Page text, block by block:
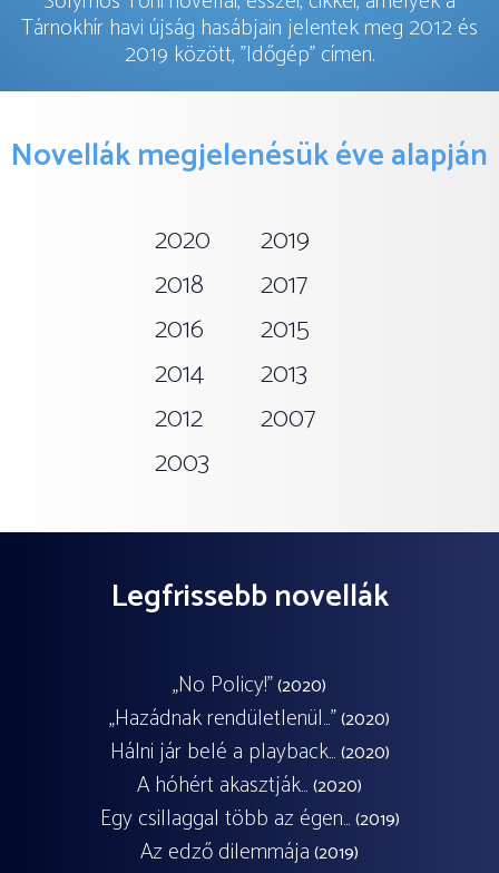
Tárnokhír havi újság hasábjain jelentek meg 2012 és
2019 között, "Időgép" címen.
Novellák megjelenésük éve alapján
2020
2019
2018
2017
2016
2015
2014
2013
2012
2007
2003
Legfrissebb novellák
„No Policy!”(2020)
„Hazádnak rendületlenül…”(2020)
Hálni jár belé a playback…(2020)
A hóhért akasztják…(2020)
Egy csillaggal több az égen…(2019)
Az edző dilemmája(2019)